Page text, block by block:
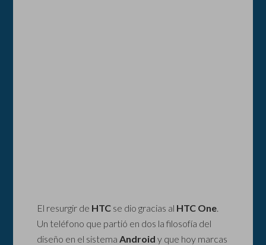
El resurgir de HTC se dio gracias al HTC One.
Un teléfono que partió en dos la filosofía del
diseño en el sistemaAndroid y que hoy marcas